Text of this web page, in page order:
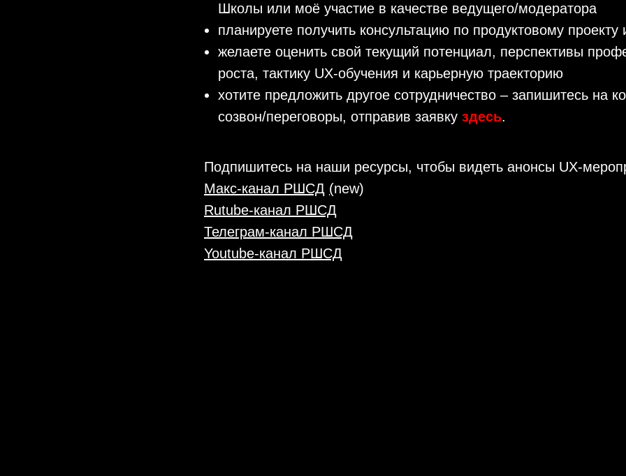
Школы или моё участие в качестве ведущего/модератора
планируете получить консультацию по продуктовому проекту
желаете оценить свой текущий потенциал, перспективы
роста, тактику UX-обучения и карьерную траекторию
хотите предложить другое сотрудничество – запишитесь на
созвон/переговоры, отправив заявку здесь.
Подпишитесь на наши ресурсы, чтобы видеть анонсы UX-
Макс-канал РШСД (new)
Rutube-канал РШСД
Телеграм-канал РШСД
Youtube-канал РШСД